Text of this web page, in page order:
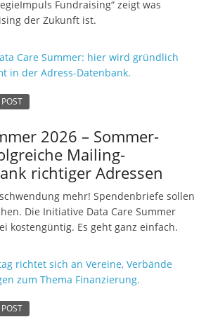
Fundraising“ zeigt was
der Zukunft ist.
2026 – Sommer-
Mailing-
richtiger Adressen
mehr! Spendenbriefe sollen
Die Initiative Data Care Summer
kostengüntig. Es geht ganz einfach.